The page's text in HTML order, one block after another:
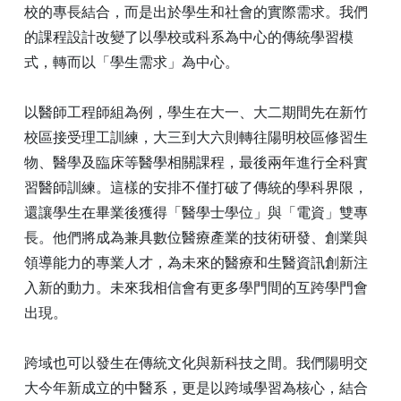
校的專長結合，而是出於學生和社會的實際需求。我們
的課程設計改變了以學校或科系為中心的傳統學習模
式，轉而以「學生需求」為中心。
以醫師工程師組為例，學生在大一、大二期間先在新竹
校區接受理工訓練，大三到大六則轉往陽明校區修習生
物、醫學及臨床等醫學相關課程，最後兩年進行全科實
習醫師訓練。這樣的安排不僅打破了傳統的學科界限，
還讓學生在畢業後獲得「醫學士學位」與「電資」雙專
長。他們將成為兼具數位醫療產業的技術研發、創業與
領導能力的專業人才，為未來的醫療和生醫資訊創新注
入新的動力。未來我相信會有更多學門間的互跨學門會
出現。
跨域也可以發生在傳統文化與新科技之間。我們陽明交
大今年新成立的中醫系，更是以跨域學習為核心，結合